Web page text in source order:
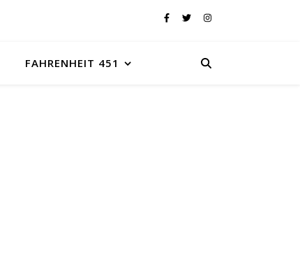
FAHRENHEIT 451